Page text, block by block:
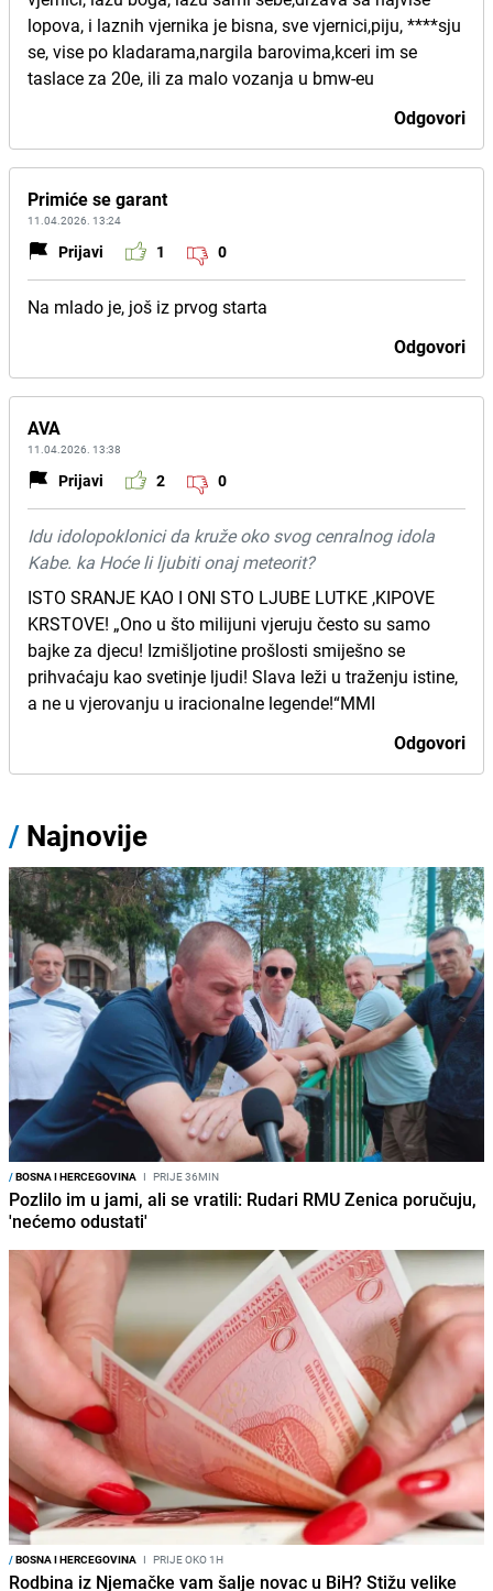
lopova, i laznih vjernika je bisna, sve vjernici,piju, ****sju
se, vise po kladarama,nargila barovima,kceri im se
taslace za 20e, ili za malo vozanja u bmw-eu
Odgovori
Primiće se garant
11.04.2026. 13:24
Prijavi 1 0
Na mlado je, još iz prvog starta
Odgovori
AVA
11.04.2026. 13:38
Prijavi 2 0
Idu idolopoklonici da kruže oko svog cenralnog idola
Kabe. ka Hoće li ljubiti onaj meteorit?
ISTO SRANJE KAO I ONI STO LJUBE LUTKE ,KIPOVE
KRSTOVE! „Ono u što milijuni vjeruju često su samo
bajke za djecu! Izmišljotine prošlosti smiješno se
prihvaćaju kao svetinje ljudi! Slava leži u traženju istine,
a ne u vjerovanju u iracionalne legende!“MMI
Odgovori
/ Najnovije
/BOSNA I HERCEGOVINA I PRIJE 36MIN
Pozlilo im u jami, ali se vratili: Rudari RMU Zenica poručuju,
'nećemo odustati'
/BOSNA I HERCEGOVINA I PRIJE OKO 1H
Rodbina iz Njemačke vam šalje novac u BiH? Stižu velike